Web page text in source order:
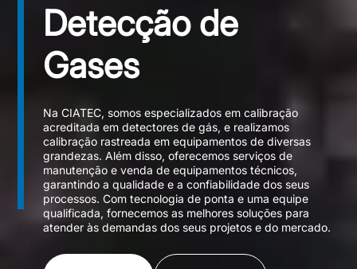
Detecção de
Gases
Na CIATEC, somos especializados em calibração
acreditada em detectores de gás, e realizamos
calibração rastreada em equipamentos de diversas
grandezas. Além disso, oferecemos serviços de
manutenção e venda de equipamentos técnicos,
garantindo a qualidade e a confiabilidade dos seus
processos. Com tecnologia de ponta e uma equipe
qualificada, fornecemos as melhores soluções para
atender às demandas dos seus projetos e do mercado.